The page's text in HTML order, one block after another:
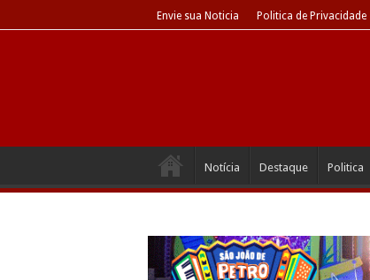
Envie sua Noticia Politica de Privacidade
Notícia Destaque Politica